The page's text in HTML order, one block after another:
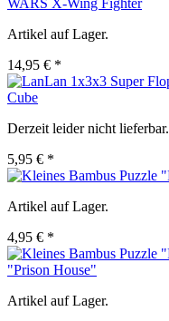
WARS X-Wing Fighter
Artikel auf Lager.
14,95 € *
Cube
Derzeit leider nicht lieferbar.
5,95 € *
Artikel auf Lager.
4,95 € *
"Prison House"
Artikel auf Lager.